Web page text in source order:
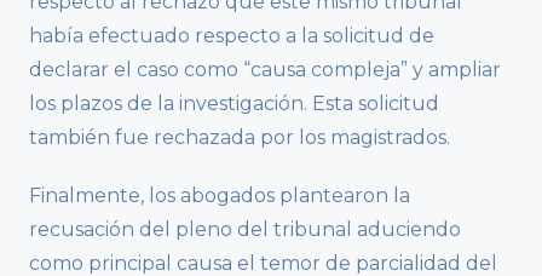
había efectuado respecto a la solicitud de
declarar el caso como “causa compleja” y ampliar
los plazos de la investigación. Esta solicitud
también fue rechazada por los magistrados.
Finalmente, los abogados plantearon la
recusación del pleno del tribunal aduciendo
como principal causa el temor de parcialidad del